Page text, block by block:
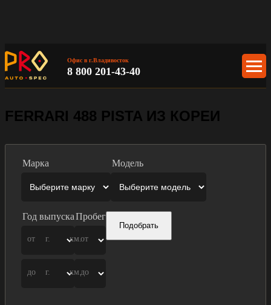
Офис в г.Владивосток
8 800 201-43-40
FERRARI 488 PISTA ИЗ КОРЕИ
Марка Модель
Год выпуска
от г.
до г.
Пробег
от
км.
до
км.
Подобрать